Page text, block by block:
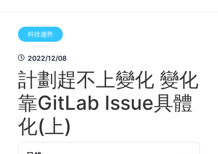
科技趨勢
2022/12/08
計劃趕不上變化 變化
靠GitLab Issue具體
化(上)